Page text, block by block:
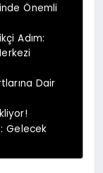
Önemli
Adım:
Dair
Gelecek